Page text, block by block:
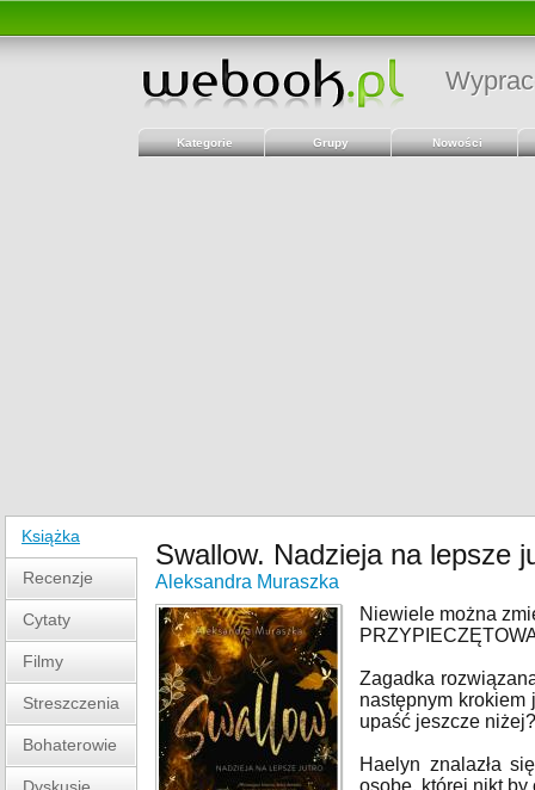
Kategorie Grupy Nowości
Książka
Recenzje
Cytaty
Filmy
Streszczenia
Bohaterowie
Swallow. Nadzieja na lepsze
Aleksandra Muraszka
Niewiele można
Zagadka
następnym
upaść jeszcze niżej?
Haelyn znalazła
osobę, której nikt by